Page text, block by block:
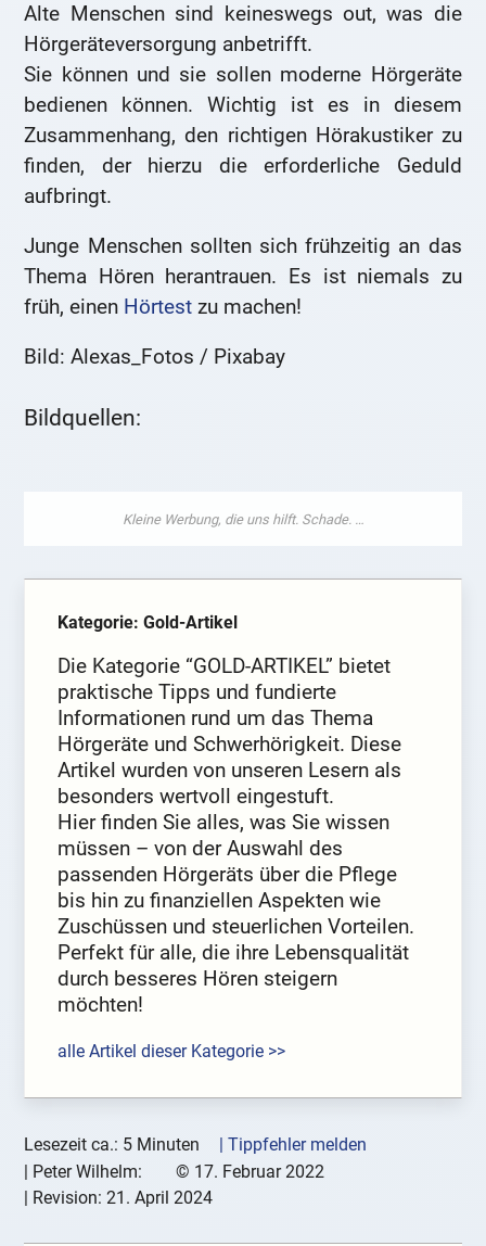
Alte Menschen sind keineswegs out, was die
Hörgeräteversorgung anbetrifft.
Sie können und sie sollen moderne Hörgeräte
bedienen können. Wichtig ist es in diesem
Zusammenhang, den richtigen Hörakustiker zu
finden, der hierzu die erforderliche Geduld
aufbringt.
Junge Menschen sollten sich frühzeitig an das
Thema Hören herantrauen. Es ist niemals zu
früh, einen Hörtest zu machen!
Bild: Alexas_Fotos / Pixabay
Bildquellen:
Kategorie: Gold-Artikel
Die Kategorie “GOLD-ARTIKEL” bietet
praktische Tipps und fundierte
Informationen rund um das Thema
Hörgeräte und Schwerhörigkeit. Diese
Artikel wurden von unseren Lesern als
besonders wertvoll eingestuft.
Hier finden Sie alles, was Sie wissen
müssen – von der Auswahl des
passenden Hörgeräts über die Pflege
bis hin zu finanziellen Aspekten wie
Zuschüssen und steuerlichen Vorteilen.
Perfekt für alle, die ihre Lebensqualität
durch besseres Hören steigern
möchten!
alle Artikel dieser Kategorie >>
Lesezeit ca.: 5 Minuten
| Tippfehler melden
Peter Wilhelm: © 17. Februar 2022
| Revision:21. April 2024